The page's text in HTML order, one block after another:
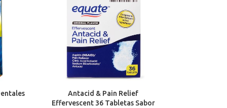
Antacid & Pain Relief
Effervescent 36 Tabletas Sabor